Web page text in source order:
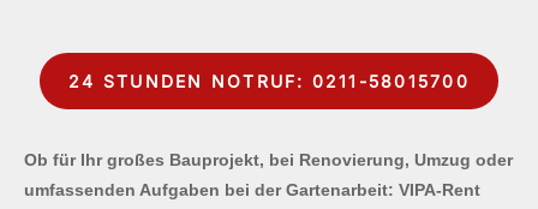
24 STUNDEN NOTRUF: 0211-58015700
Ob für Ihr großes Bauprojekt, bei Renovierung, Umzug oder
umfassenden Aufgaben bei der Gartenarbeit: VIPA-Rent